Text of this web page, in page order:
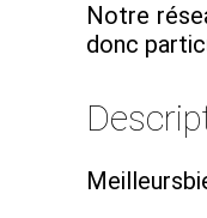
Notre
donc